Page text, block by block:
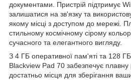
документами. Пристрій підтримує
залишатися на зв'язку та
якому місці з доступом до мережі.
стильному космічному сірому
сучасного та елегантного вигляду.
З 4 ГБ оперативної пам'яті та 128 ГБ
Blackview Pad 70 забезпечує плавну
достатньо місця для зберігання